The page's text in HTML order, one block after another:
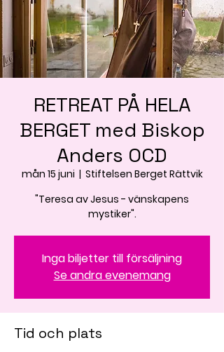
RETREAT PÅ HELA
BERGET med Biskop
Anders OCD
mån 15 juni
  |
Stiftelsen Berget Rättvik
"Teresa av Jesus - vänskapens
mystiker".
Inga biljetter till försäljning
Se andra evenemang
Tid och plats